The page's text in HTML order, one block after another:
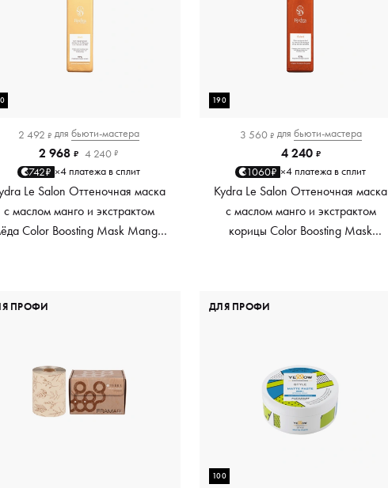
2 492 ₽ для бьюти-мастера
2 968 ₽ 4 240 ₽
742₽ ×4 платежа в сплит
Le Salon Оттеночная маска
с маслом манго и экстрактом
Color Boosting Mask Mango
190
3 560 ₽ для бьюти-мастера
4 240 ₽
1060₽ ×4 платежа в сплит
Kydra Le Salon Оттеночная маска
с маслом манго и экстрактом
корицы Color Boosting Mask
ПРОФИ
100
ДЛЯ ПРОФИ